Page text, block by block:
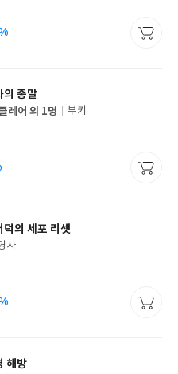
종말
데이비드 A. 싱클레어 외 1명
부키
의 세포 리셋
사
해방